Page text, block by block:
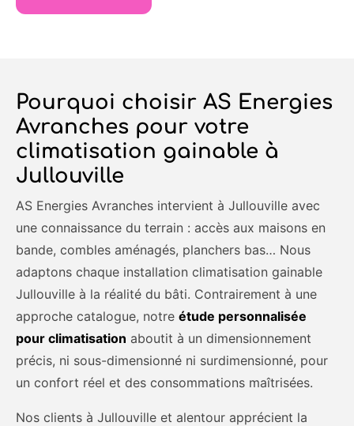
Pourquoi choisir AS Energies
Avranches pour votre
climatisation gainable à
Jullouville
AS Energies Avranches intervient à Jullouville avec
une connaissance du terrain : accès aux maisons en
bande, combles aménagés, planchers bas… Nous
adaptons chaque installation climatisation gainable
Jullouville à la réalité du bâti. Contrairement à une
approche catalogue, notre étude personnalisée
pour climatisation aboutit à un dimensionnement
précis, ni sous-dimensionné ni surdimensionné, pour
un confort réel et des consommations maîtrisées.
Nos clients à Jullouville et alentour apprécient la